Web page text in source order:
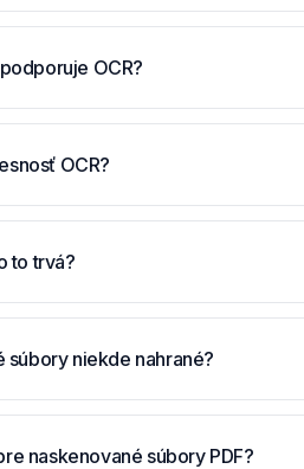
OCR?
OCR?
to trvá?
súbory niekde nahrané?
naskenované súbory PDF?